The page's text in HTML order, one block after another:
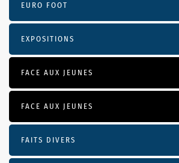
EURO FOOT
EXPOSITIONS
FACE AUX JEUNES
FACE AUX JEUNES
FAITS DIVERS